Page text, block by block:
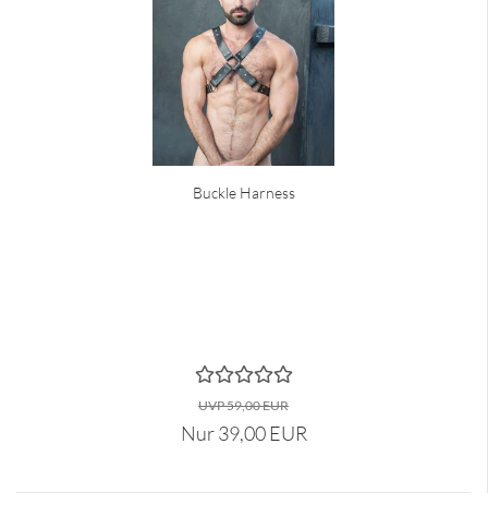
Buckle Harness
UVP 59,00 EUR
Nur 39,00 EUR